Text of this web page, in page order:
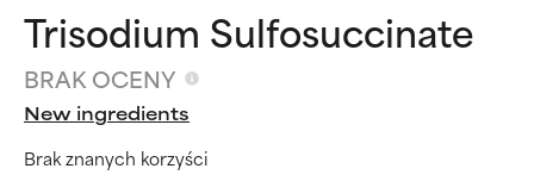
Trisodium Sulfosuccinate
BRAK OCENY
New ingredients
Brak znanych korzyści